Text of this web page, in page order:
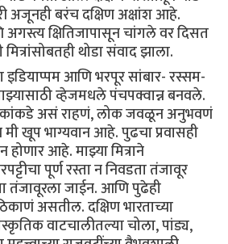
अजूनही बरंच दक्षिण अक्षांश आहे.
क्षितिजापासून चांगले वर दिसत
थोडा संवाद झाला.
इडियाप्पम आणि भरपूर सांबार- रस्सम-
व्हेजमधले पंचपक्वान्न बनवले.
असं राहणं, लोक जवळून अनुभवणं
खूप भाग्यवान आहे. पुढचा प्रवासही
आहे. माझ्या मित्राने
पूर्ण रस्ता न निवडता तंजावूर
तंजावूरला जाईन. आणि पुढेही
असतील. दक्षिण भारताच्या
वाटचालीतल्या चोला, पांड्य,